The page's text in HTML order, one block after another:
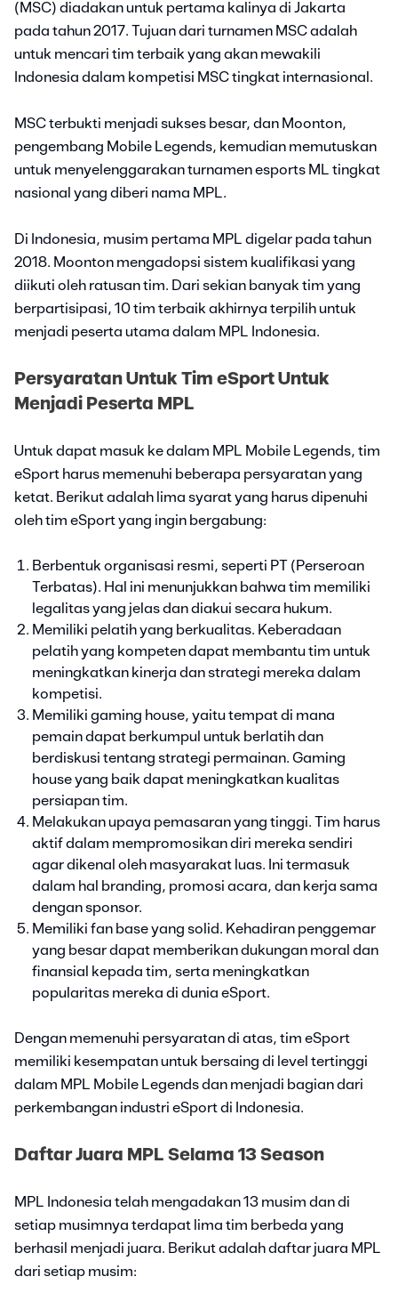
(MSC) diadakan untuk pertama kalinya di Jakarta
pada tahun 2017. Tujuan dari turnamen MSC adalah
untuk mencari tim terbaik yang akan mewakili
Indonesia dalam kompetisi MSC tingkat internasional.
MSC terbukti menjadi sukses besar, dan Moonton,
pengembang Mobile Legends, kemudian memutuskan
untuk menyelenggarakan turnamen esports ML tingkat
nasional yang diberi nama MPL.
Di Indonesia, musim pertama MPL digelar pada tahun
2018. Moonton mengadopsi sistem kualifikasi yang
diikuti oleh ratusan tim. Dari sekian banyak tim yang
berpartisipasi, 10 tim terbaik akhirnya terpilih untuk
menjadi peserta utama dalam MPL Indonesia.
Persyaratan Untuk Tim eSport Untuk
Menjadi Peserta MPL
Untuk dapat masuk ke dalam MPL Mobile Legends, tim
eSport harus memenuhi beberapa persyaratan yang
ketat. Berikut adalah lima syarat yang harus dipenuhi
oleh tim eSport yang ingin bergabung:
Berbentuk organisasi resmi, seperti PT (Perseroan
Terbatas). Hal ini menunjukkan bahwa tim memiliki
legalitas yang jelas dan diakui secara hukum.
Memiliki pelatih yang berkualitas. Keberadaan
pelatih yang kompeten dapat membantu tim untuk
meningkatkan kinerja dan strategi mereka dalam
kompetisi.
Memiliki gaming house, yaitu tempat di mana
pemain dapat berkumpul untuk berlatih dan
berdiskusi tentang strategi permainan. Gaming
house yang baik dapat meningkatkan kualitas
persiapan tim.
Melakukan upaya pemasaran yang tinggi. Tim harus
aktif dalam mempromosikan diri mereka sendiri
agar dikenal oleh masyarakat luas. Ini termasuk
dalam hal branding, promosi acara, dan kerja sama
dengan sponsor.
Memiliki fan base yang solid. Kehadiran penggemar
yang besar dapat memberikan dukungan moral dan
finansial kepada tim, serta meningkatkan
popularitas mereka di dunia eSport.
Dengan memenuhi persyaratan di atas, tim eSport
memiliki kesempatan untuk bersaing di level tertinggi
dalam MPL Mobile Legends dan menjadi bagian dari
perkembangan industri eSport di Indonesia.
Daftar Juara MPL Selama 13 Season
MPL Indonesia telah mengadakan 13 musim dan di
setiap musimnya terdapat lima tim berbeda yang
berhasil menjadi juara. Berikut adalah daftar juara MPL
dari setiap musim: